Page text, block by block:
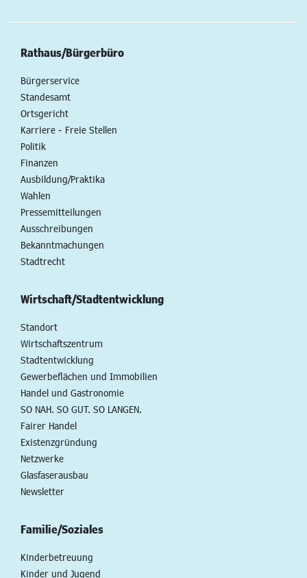
Rathaus/Bürgerbüro
Bürgerservice
Standesamt
Ortsgericht
Karriere - Freie Stellen
Politik
Finanzen
Ausbildung/Praktika
Wahlen
Pressemitteilungen
Ausschreibungen
Bekanntmachungen
Stadtrecht
Wirtschaft/Stadtentwicklung
Standort
Wirtschaftszentrum
Stadtentwicklung
Gewerbeflächen und Immobilien
Handel und Gastronomie
SO NAH. SO GUT. SO LANGEN.
Fairer Handel
Existenzgründung
Netzwerke
Glasfaserausbau
Newsletter
Familie/Soziales
Kinderbetreuung
Kinder und Jugend